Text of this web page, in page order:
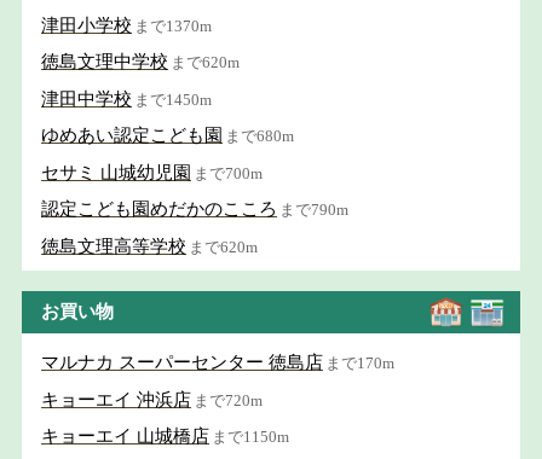
津田小学校 まで1370m
徳島文理中学校 まで620m
津田中学校 まで1450m
ゆめあい認定こども園 まで680m
セサミ 山城幼児園 まで700m
認定こども園めだかのこころ まで790m
徳島文理高等学校 まで620m
お買い物
マルナカ スーパーセンター 徳島店 まで170m
キョーエイ 沖浜店 まで720m
キョーエイ 山城橋店 まで1150m